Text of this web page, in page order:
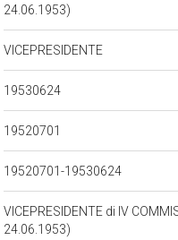
24.06.1953)
VICEPRESIDENTE
19530624
19520701
19520701-19530624
VICEPRESIDENTE di IV
24.06.1953)